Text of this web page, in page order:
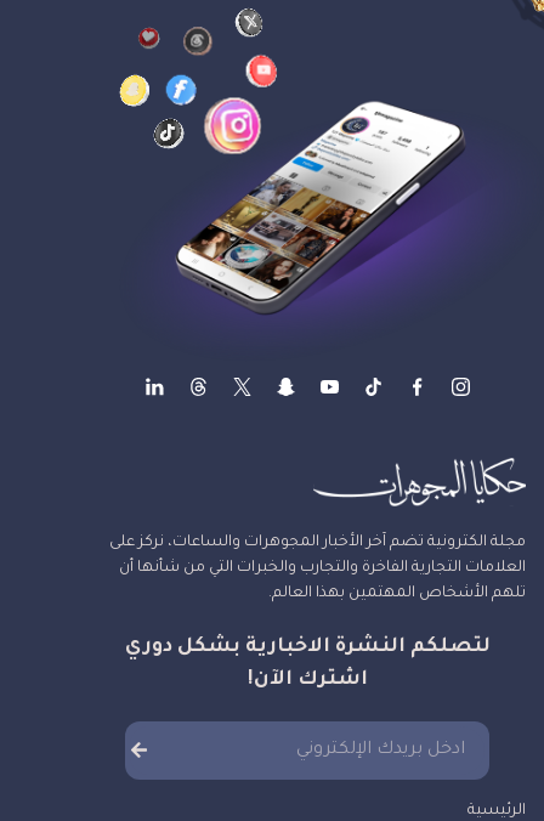
مجلة الكترونية تضم آخر الأخبار المجوهرات والساعات، نركز على
العلامات التجارية الفاخرة والتجارب والخبرات التي من شأنها أن
تلهم الأشخاص المهتمين بهذا العالم.
لتصلكم النشرة الاخبارية بشكل دوري
اشترك الآن!
الرئيسية